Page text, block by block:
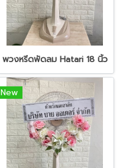
พวงหรีดพัดลม Hatari 18 นิ้ว
New